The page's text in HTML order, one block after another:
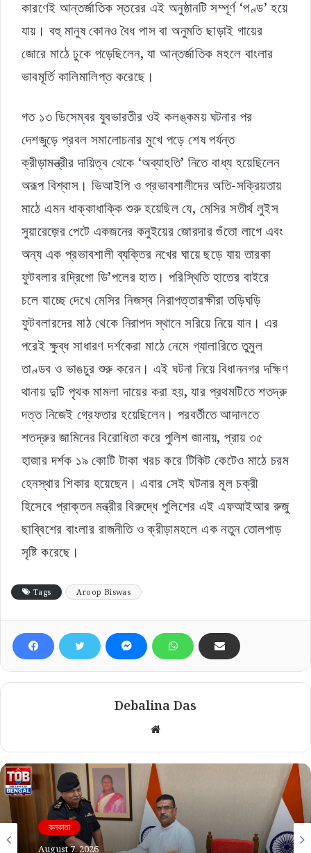
কারণেই আন্তর্জাতিক স্তরের এই অনুষ্ঠানটি সম্পূর্ণ ‘পণ্ড’ হয়ে
যায়। বহু মানুষ কোনও বৈধ পাস বা অনুমতি ছাড়াই গায়ের
জোরে মাঠে ঢুকে পড়েছিলেন, যা আন্তর্জাতিক মহলে বাংলার
ভাবমূর্তি কালিমালিপ্ত করেছে।
গত ১৩ ডিসেম্বর যুবভারতীর ওই কলঙ্কময় ঘটনার পর
দেশজুড়ে প্রবল সমালোচনার মুখে পড়ে শেষ পর্যন্ত
ক্রীড়ামন্ত্রীর দায়িত্ব থেকে ‘অব্যাহতি’ নিতে বাধ্য হয়েছিলেন
অরূপ বিশ্বাস। ভিআইপি ও প্রভাবশালীদের অতি-সক্রিয়তায়
মাঠে এমন ধাক্কাধাক্কি শুরু হয়েছিল যে, মেসির সতীর্থ লুইস
সুয়ারেজ়ের পেটে একজনের কনুইয়ের জোরদার গুঁতো লাগে এবং
অন্য এক প্রভাবশালী ব্যক্তির নখের ঘায়ে ছড়ে যায় তারকা
ফুটবলার রদ্রিগো ডি’পলের হাত। পরিস্থিতি হাতের বাইরে
চলে যাচ্ছে দেখে মেসির নিজস্ব নিরাপত্তারক্ষীরা তড়িঘড়ি
ফুটবলারদের মাঠ থেকে নিরাপদ স্থানে সরিয়ে নিয়ে যান। এর
পরেই ক্ষুব্ধ সাধারণ দর্শকেরা মাঠে নেমে গ্যালারিতে তুমুল
তাণ্ডব ও ভাঙচুর শুরু করেন। এই ঘটনা নিয়ে বিধাননগর দক্ষিণ
থানায় দুটি পৃথক মামলা দায়ের করা হয়, যার প্রথমটিতে শতদ্রু
দত্ত নিজেই গ্রেফতার হয়েছিলেন। পরবর্তীতে আদালতে
শতদ্রুর জামিনের বিরোধিতা করে পুলিশ জানায়, প্রায় ৩৫
হাজার দর্শক ১৯ কোটি টাকা খরচ করে টিকিট কেটেও মাঠে চরম
হেনস্থার শিকার হয়েছেন। এবার সেই ঘটনার মূল চক্রী
হিসেবে প্রাক্তন মন্ত্রীর বিরুদ্ধে পুলিশের এই এফআইআর রুজু
ছাব্বিশের বাংলার রাজনীতি ও ক্রীড়ামহলে এক নতুন তোলপাড়
সৃষ্টি করেছে।
Tags Aroop Biswas
Debalina Das
Website
কলকাতা
কলকাতা